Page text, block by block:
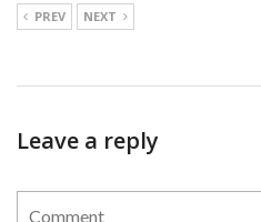
PREV NEXT
Leave a reply